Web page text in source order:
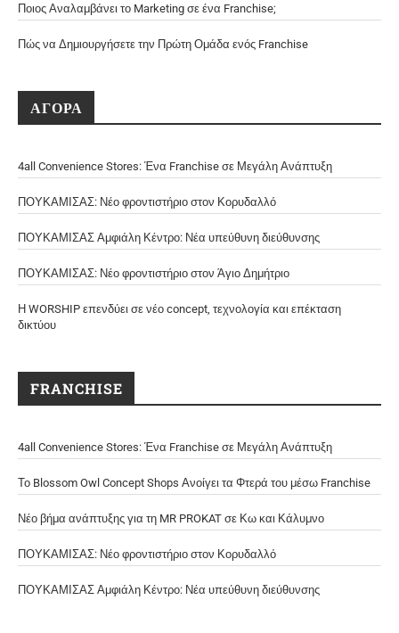
Ποιος Αναλαμβάνει το Marketing σε ένα Franchise;
Πώς να Δημιουργήσετε την Πρώτη Ομάδα ενός Franchise
ΑΓΟΡΑ
4all Convenience Stores: Ένα Franchise σε Μεγάλη Ανάπτυξη
ΠΟΥΚΑΜΙΣΑΣ: Νέο φροντιστήριο στον Κορυδαλλό
ΠΟΥΚΑΜΙΣΑΣ Αμφιάλη Κέντρο: Νέα υπεύθυνη διεύθυνσης
ΠΟΥΚΑΜΙΣΑΣ: Νέο φροντιστήριο στον Άγιο Δημήτριο
Η WORSHIP επενδύει σε νέο concept, τεχνολογία και επέκταση
δικτύου
FRANCHISE
4all Convenience Stores: Ένα Franchise σε Μεγάλη Ανάπτυξη
Το Blossom Owl Concept Shops Ανοίγει τα Φτερά του μέσω Franchise
Νέο βήμα ανάπτυξης για τη MR PROKAT σε Κω και Κάλυμνο
ΠΟΥΚΑΜΙΣΑΣ: Νέο φροντιστήριο στον Κορυδαλλό
ΠΟΥΚΑΜΙΣΑΣ Αμφιάλη Κέντρο: Νέα υπεύθυνη διεύθυνσης